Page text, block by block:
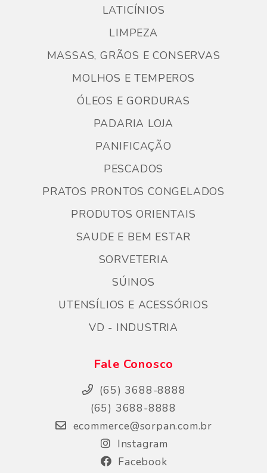
LATICÍNIOS
LIMPEZA
MASSAS, GRÃOS E CONSERVAS
MOLHOS E TEMPEROS
ÓLEOS E GORDURAS
PADARIA LOJA
PANIFICAÇÃO
PESCADOS
PRATOS PRONTOS CONGELADOS
PRODUTOS ORIENTAIS
SAUDE E BEM ESTAR
SORVETERIA
SÚINOS
UTENSÍLIOS E ACESSÓRIOS
VD - INDUSTRIA
Fale Conosco
(65) 3688-8888
(65) 3688-8888
ecommerce@sorpan.com.br
Instagram
Facebook